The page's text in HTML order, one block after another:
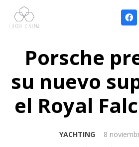
Porsche
su nuevo
el Royal
YACHTING 8